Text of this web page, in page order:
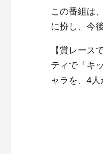
この番組は
に扮し、今
【賞レース
ティで「キ
ャラを、4人